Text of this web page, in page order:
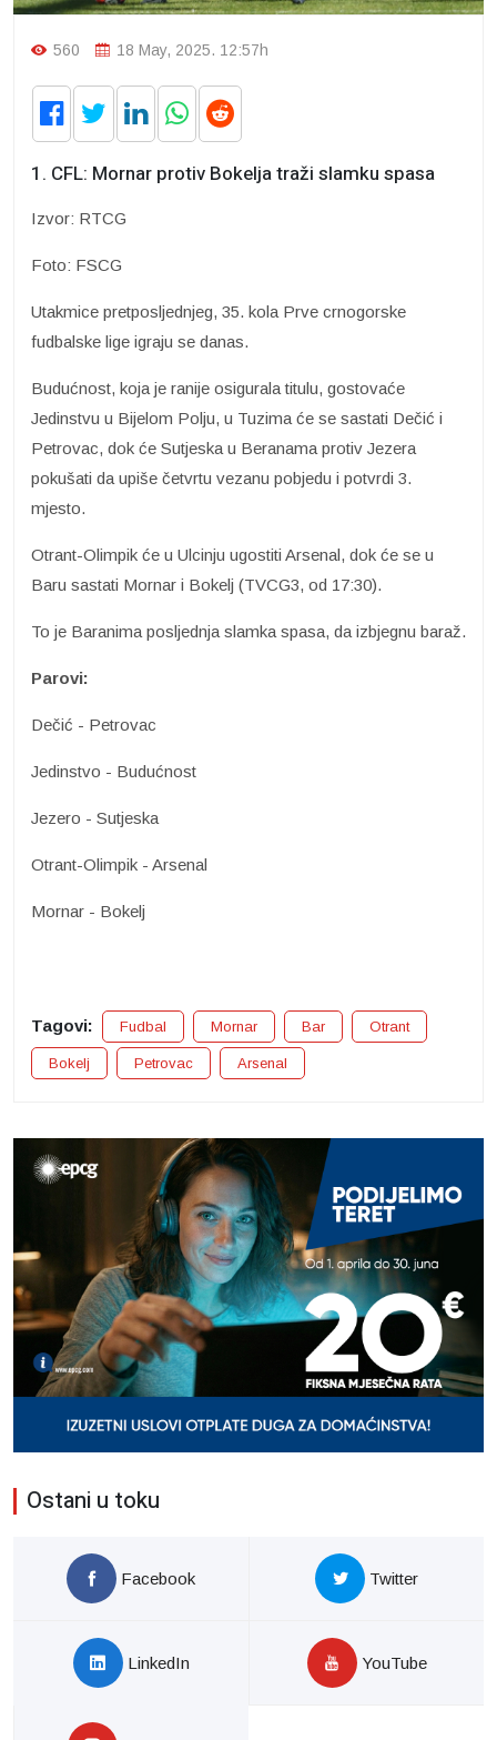
560 18 May, 2025. 12:57h
1. CFL: Mornar protiv Bokelja traži slamku spasa
Izvor: RTCG
Foto: FSCG
Utakmice pretposljednjeg, 35. kola Prve crnogorske
fudbalske lige igraju se danas.
Budućnost, koja je ranije osigurala titulu, gostovaće
Jedinstvu u Bijelom Polju, u Tuzima će se sastati Dečić i
Petrovac, dok će Sutjeska u Beranama protiv Jezera
pokušati da upiše četvrtu vezanu pobjedu i potvrdi 3.
mjesto.
Otrant-Olimpik će u Ulcinju ugostiti Arsenal, dok će se u
Baru sastati Mornar i Bokelj (TVCG3, od 17:30).
To je Baranima posljednja slamka spasa, da izbjegnu baraž.
Parovi:
Dečić - Petrovac
Jedinstvo - Budućnost
Jezero - Sutjeska
Otrant-Olimpik - Arsenal
Mornar - Bokelj
Tagovi: Fudbal Mornar Bar Otrant
Bokelj Petrovac Arsenal
Ostani u toku
Facebook Twitter
LinkedIn YouTube